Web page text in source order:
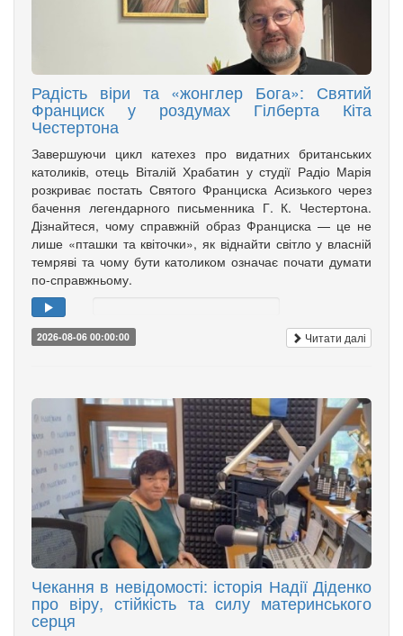
Радість віри та «жонглер Бога»: Святий
Франциск у роздумах Гілберта Кіта
Честертона
Завершуючи цикл катехез про видатних британських
католиків, отець Віталій Храбатин у студії Радіо Марія
розкриває постать Святого Франциска Асизького через
бачення легендарного письменника Г. К. Честертона.
Дізнайтеся, чому справжній образ Франциска — це не
лише «пташки та квіточки», як віднайти світло у власній
темряві та чому бути католиком означає почати думати
по-справжньому.
2026-08-06 00:00:00 Читати далі
Чекання в невідомості: історія Надії Діденко
про віру, стійкість та силу материнського
серця